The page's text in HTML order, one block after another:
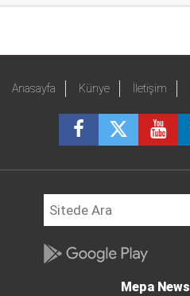
Anasayfa Künye İletişim
Mepa News